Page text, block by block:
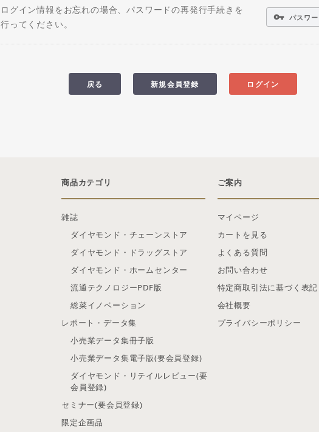
ログイン情報をお忘れの場合、パスワードの再発行手続きを
行ってください。
vpn_key パスワ
ログイン
新規会員登録
戻る
商品カテゴリ
雑誌
ダイヤモンド・チェーンストア
ダイヤモンド・ドラッグストア
ダイヤモンド・ホームセンター
流通テクノロジーPDF版
総菜イノベーション
レポート・データ集
小売業データ集冊子版
小売業データ集電子版(要会員登録)
ダイヤモンド・リテイルレビュー(要
会員登録)
セミナー(要会員登録)
限定企画品
ご案内
マイページ
カートを見る
よくある質問
お問い合わせ
特定商取引法に基づく表記
会社概要
プライバシーポリシー